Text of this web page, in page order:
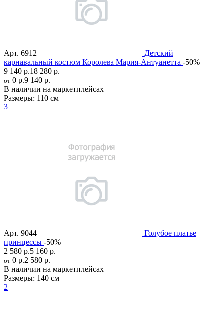
Арт. 6912
Детский
карнавальный костюм Королева Мария-Антуанетта -50%
9 140 р.18 280 р.
от 0 р.9 140 р.
В наличии на маркетплейсах
Размеры: 110 см
3
Арт. 9044
Голубое платье
принцессы -50%
2 580 р.5 160 р.
от 0 р.2 580 р.
В наличии на маркетплейсах
Размеры: 140 см
2